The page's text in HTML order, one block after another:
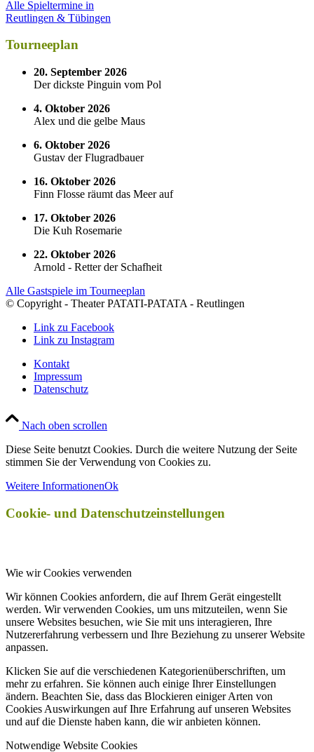
Alle Spieltermine in
Reutlingen & Tübingen
Tourneeplan
20. September 2026
Der dickste Pinguin vom Pol
4. Oktober 2026
Alex und die gelbe Maus
6. Oktober 2026
Gustav der Flugradbauer
16. Oktober 2026
Finn Flosse räumt das Meer auf
17. Oktober 2026
Die Kuh Rosemarie
22. Oktober 2026
Arnold - Retter der Schafheit
Alle Gastspiele im Tourneeplan
© Copyright - Theater PATATI-PATATA - Reutlingen
Link zu Facebook
Link zu Instagram
Kontakt
Impressum
Datenschutz
Nach oben scrollen
Diese Seite benutzt Cookies. Durch die weitere Nutzung der Seite
stimmen Sie der Verwendung von Cookies zu.
Weitere InformationenOk
Cookie- und Datenschutzeinstellungen
Wie wir Cookies verwenden
Wir können Cookies anfordern, die auf Ihrem Gerät eingestellt
werden. Wir verwenden Cookies, um uns mitzuteilen, wenn Sie
unsere Websites besuchen, wie Sie mit uns interagieren, Ihre
Nutzererfahrung verbessern und Ihre Beziehung zu unserer Website
anpassen.
Klicken Sie auf die verschiedenen Kategorienüberschriften, um
mehr zu erfahren. Sie können auch einige Ihrer Einstellungen
ändern. Beachten Sie, dass das Blockieren einiger Arten von
Cookies Auswirkungen auf Ihre Erfahrung auf unseren Websites
und auf die Dienste haben kann, die wir anbieten können.
Notwendige Website Cookies